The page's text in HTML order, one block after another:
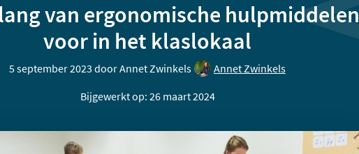
van ergonomische hulpmiddelen
voor in het klaslokaal
5 september 2023 doorAnnet Zwinkels
Annet Zwinkels
Bijgewerkt op: 26 maart 2024